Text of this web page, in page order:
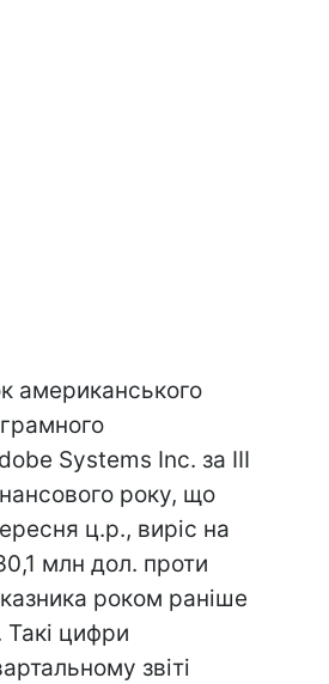
американського
Systems Inc. за III
року, що
ц.р., виріс на
млн дол. проти
роком раніше
цифри
звіті